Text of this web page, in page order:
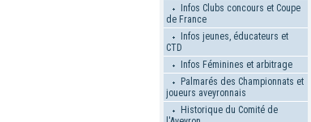
Infos Clubs concours et Coupe
de France
Infos jeunes, éducateurs et
CTD
Infos Féminines et arbitrage
Palmarés des Championnats et
joueurs aveyronnais
Historique du Comité de